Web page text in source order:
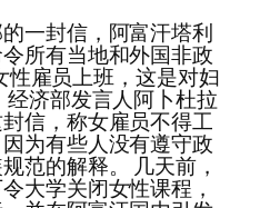
一封信，阿富汗塔利
所有当地和外国非政
性雇员上班，这是对妇
济部发言人阿卜杜拉
信，称女雇员不得工
为有些人没有遵守政
范的解释。 几天前，
大学关闭女性课程，